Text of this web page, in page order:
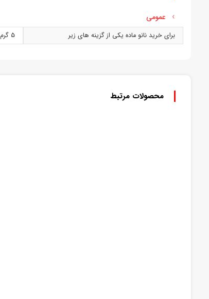
عمومی
برای خرید نانو ماده یکی از گزینه های زیر 5 گرم
محصولات مرتبط